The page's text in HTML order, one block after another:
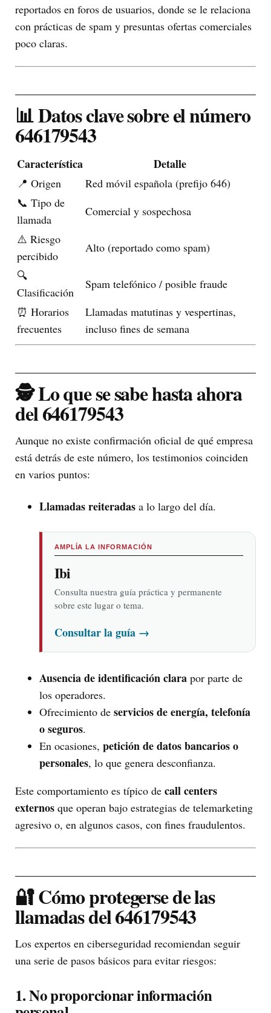
reportados en foros de usuarios, donde se le relaciona
con prácticas de spam y presuntas ofertas comerciales
poco claras.
📊 Datos clave sobre el número
646179543
Característica Detalle
📍 Origen
Red móvil española (prefijo 646)
📞 Tipo de
llamada
Comercial y sospechosa
⚠️ Riesgo
percibido
Alto (reportado como spam)
🔍
Clasificación
Spam telefónico / posible fraude
⏰ Horarios
frecuentes
Llamadas matutinas y vespertinas,
incluso fines de semana
🕵️ Lo que se sabe hasta ahora
del 646179543
Aunque no existe confirmación oficial de qué empresa
está detrás de este número, los testimonios coinciden
en varios puntos:
Llamadas reiteradas a lo largo del día.
AMPLÍA LA INFORMACIÓN
Ibi
Consulta nuestra guía práctica y permanente
sobre este lugar o tema.
Consultar la guía →
Ausencia de identificación clara por parte de
los operadores.
Ofrecimiento de servicios de energía, telefonía
o seguros.
En ocasiones, petición de datos bancarios o
personales, lo que genera desconfianza.
Este comportamiento es típico de call centers
externos que operan bajo estrategias de telemarketing
agresivo o, en algunos casos, con fines fraudulentos.
🔐 Cómo protegerse de las
llamadas del 646179543
Los expertos en ciberseguridad recomiendan seguir
una serie de pasos básicos para evitar riesgos:
1. No proporcionar información